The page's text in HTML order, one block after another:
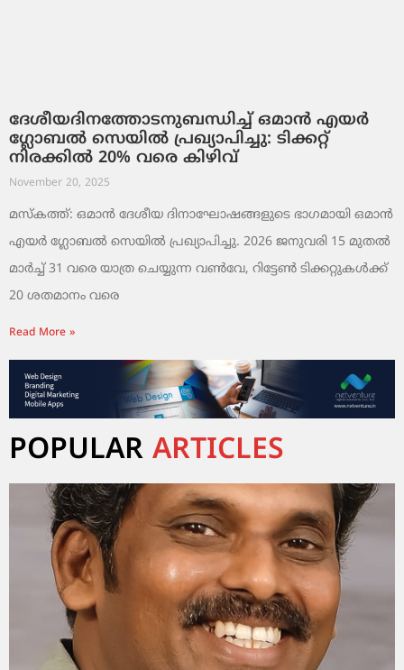
ദേശീയദിനത്തോടനുബന്ധിച്ച് ഒമാൻ എയർ
ഗ്ലോബൽ സെയിൽ പ്രഖ്യാപിച്ചു: ടിക്കറ്റ്
നിരക്കിൽ 20% വരെ കിഴിവ്
November 20, 2025
മസ്‌കത്ത്: ഒമാൻ ദേശീയ ദിനാഘോഷങ്ങളുടെ ഭാഗമായി ഒമാൻ
എയർ ഗ്ലോബൽ സെയിൽ പ്രഖ്യാപിച്ചു. 2026 ജനുവരി 15 മുതൽ
മാർച്ച് 31 വരെ യാത്ര ചെയ്യുന്ന വൺവേ, റിട്ടേൺ ടിക്കറ്റുകൾക്ക്
20 ശതമാനം വരെ
Read More »
POPULAR ARTICLES